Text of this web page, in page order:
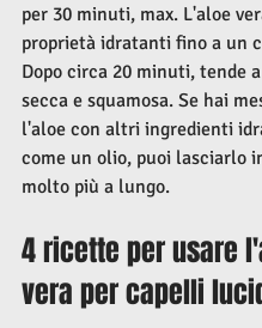
per 30 minuti, max. L'aloe
proprietà idratanti fino a un
Dopo circa 20 minuti, tende
secca e squamosa. Se hai
l'aloe con altri ingredienti
come un olio, puoi lasciarlo
molto più a lungo.
4 ricette per usare
vera per capelli